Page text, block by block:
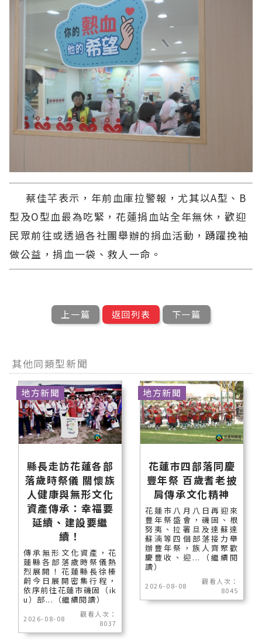
蔡佳芊表示，年前血庫拉警報，尤其以A型、B
型及O型血最為吃緊，花蓮捐血站全年無休，歡迎
民眾前往或透過各社團舉辦的捐血活動，踴躍挽袖
做公益，捐血一袋、救人一命。
上一篇 返回列表 下一篇
其他同類型新聞
縣長走訪花蓮各部
落歲時祭儀 關懷族
人健康與無形文化
資產傳承：幸福要
延續、建設要繼
續！
傳承無形文化資產，花
蓮縣各部落歲時祭儀熱
烈展開！花蓮縣長徐榛
蔚今日展開密集行程，
依序前往花蓮市磯固（ik
u）部...（繼續閱讀）
2026-08-08
觀看人次：
8037
地方新聞
花蓮市四部落同慶
豐年祭 百歲耆老披
肩傳承文化精神
花蓮市八月八日再迎來
豐年祭盛會，磯固、根
努夷、拉署旦及達蘇達
蘇湳等四個部落接力舉
辦豐年祭，族人齊聚歡
慶豐收、迎...（繼續閱
讀）
2026-08-08
觀看人次：
8045
地方新聞